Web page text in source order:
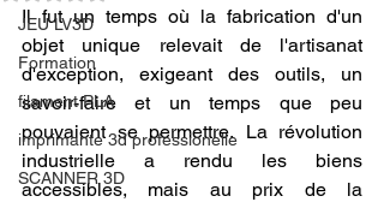
JEU LV3D
Formation
filament PLA
imprimante 3d professionelle
SCANNER 3D
Il fut un temps où la fabrication d'un
objet unique relevait de l'artisanat
d'exception, exigeant des outils, un
savoir-faire et un temps que peu
pouvaient se permettre. La révolution
industrielle a rendu les biens
accessibles, mais au prix de la